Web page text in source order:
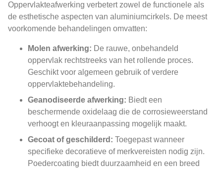
Oppervlakteafwerking verbetert zowel de functionele als
de esthetische aspecten van aluminiumcirkels. De meest
voorkomende behandelingen omvatten:
Molen afwerking: De rauwe, onbehandeld
oppervlak rechtstreeks van het rollende proces.
Geschikt voor algemeen gebruik of verdere
oppervlaktebehandeling.
Geanodiseerde afwerking: Biedt een
beschermende oxidelaag die de corrosieweerstand
verhoogt en kleuraanpassing mogelijk maakt.
Gecoat of geschilderd: Toegepast wanneer
specifieke decoratieve of merkvereisten nodig zijn.
Poedercoating biedt duurzaamheid en een breed